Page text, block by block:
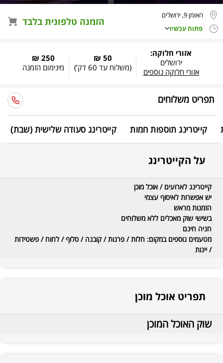
האומן 9, ירושלים
פתוח עכשיו
הזמנה טלפונית בלבד
אזורי חלוקה:
ירושלים
אזורי חלוקה נוספים
50 ₪
(משלוח עד 60 דק’ ) מינימום הזמנה
250 ₪
תפריט משלוחים
קייטרינג תוספות חמות קייטרינג סעודה שלישית (שבת)
על הקייטרינג
קייטרינג לארועים / אוכל מוכן
יש אפשרות לאיסוף עצמי
הזמנות מראש
בשישי שוק מאכלים ללא משלוחים
חניה חינם
מטעמים נוספים במקום: חלות / פרנות / קובנה / סלוף / לחוח / פשטידות
/ יינות
תפריט אוכל מוכן
שוק האוכל המוכן